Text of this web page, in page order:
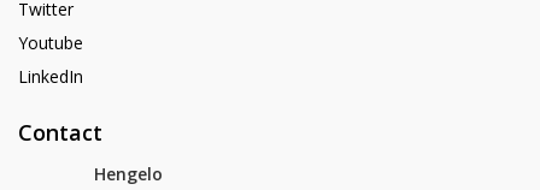
Twitter
Youtube
LinkedIn
Contact
Hengelo